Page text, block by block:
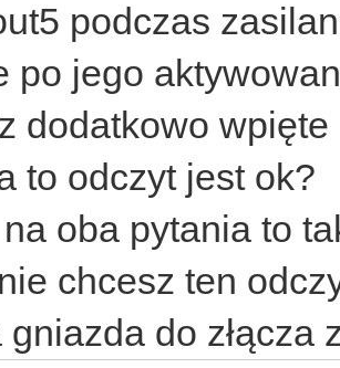
podczas
po jego
dodatkowo
to odczyt jest ok?
oba pytania to
chcesz ten
do złącza